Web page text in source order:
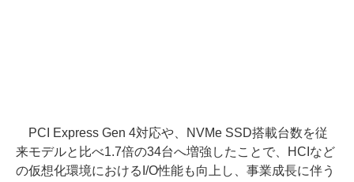
PCI Express Gen 4対応や、NVMe SSD搭載台数を従
来モデルと比べ1.7倍の34台へ増強したことで、HCIなど
の仮想化環境におけるI/O性能も向上し、事業成長に伴う